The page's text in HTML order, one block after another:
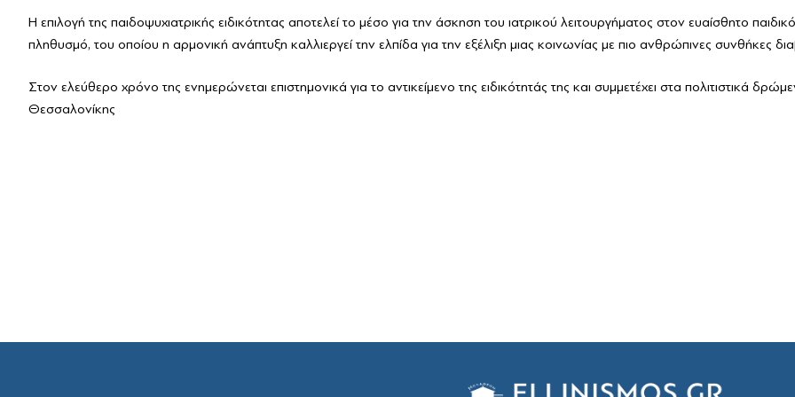
Η επιλογή της παιδοψυχιατρικής ειδικότητας αποτελεί το μέσο για την άσκηση του ιατρικού λειτουργήματος στον ευαίσθητο παιδικό
πληθυσμό, του οποίου η αρμονική ανάπτυξη καλλιεργεί την ελπίδα για την εξέλιξη μιας κοινωνίας με πιο ανθρώπινες συνθήκες
Στον ελεύθερο χρόνο της ενημερώνεται επιστημονικά για το αντικείμενο της ειδικότητάς της και συμμετέχει στα πολιτιστικά
Θεσσαλονίκης